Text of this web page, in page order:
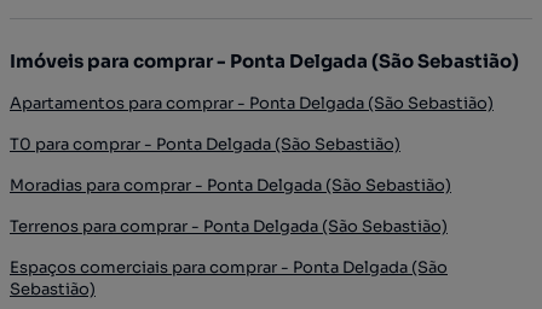
Imóveis para comprar - Ponta Delgada (São Sebastião)
Apartamentos para comprar - Ponta Delgada (São Sebastião)
T0 para comprar - Ponta Delgada (São Sebastião)
Moradias para comprar - Ponta Delgada (São Sebastião)
Terrenos para comprar - Ponta Delgada (São Sebastião)
Espaços comerciais para comprar - Ponta Delgada (São
Sebastião)